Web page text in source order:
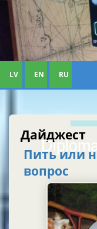
LV EN RU
Дайджест
Пить или
вопрос